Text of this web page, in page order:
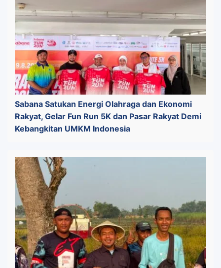
Sabana Satukan Energi Olahraga dan Ekonomi
Rakyat, Gelar Fun Run 5K dan Pasar Rakyat Demi
Kebangkitan UMKM Indonesia